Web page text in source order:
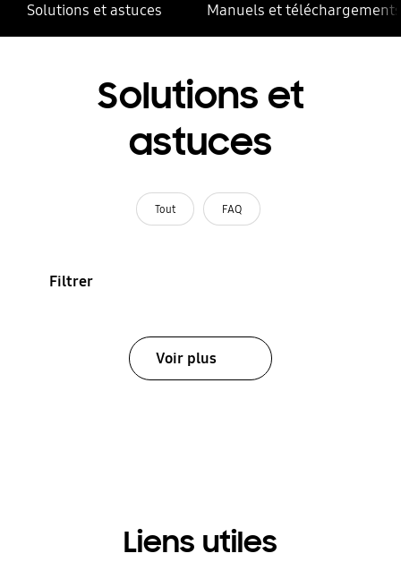
Solutions et astuces Manuels et téléchargements
Solutions et
astuces
Tout FAQ
Filtrer
Voir plus
Liens utiles